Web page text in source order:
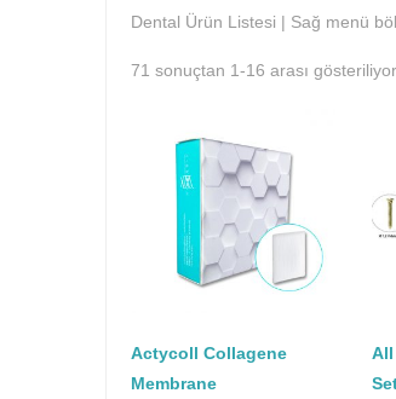
Dental Ürün Listesi | Sağ menü
71 sonuçtan 1-16 arası gösteriliyor
Actycoll Collagene
Membrane
All